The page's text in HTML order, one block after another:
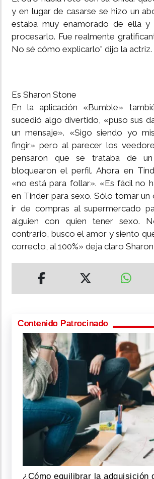
y en lugar de casarse se hizo un
estaba muy enamorado de ella
procesarlo. Fue realmente
No sé cómo explicarlo" dijo la actriz.
Es Sharon Stone
En la aplicación «Bumble»
sucedió algo divertido, «puso sus
un mensaje». «Sigo siendo yo
fingir» pero al parecer los
pensaron que se trataba de
bloquearon el perfil. Ahora en
«no está para follar». «Es fácil no
en Tinder para sexo. Sólo tomar un
ir de compras al supermercado
alguien con quien tener sexo.
contrario, busco el amor y siento
correcto, al 100%» deja claro
Contenido Patrocinado
¿Cómo equilibrar la adquisición